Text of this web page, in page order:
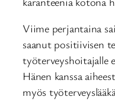
Viime perjantaina
saanut positiivisen
työterveyshoitajalle
Hänen kanssa
myös